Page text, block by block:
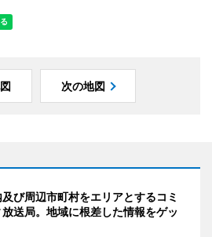
次の地図
び周辺市町村をエリアとするコミ
放送局。地域に根差した情報をゲッ